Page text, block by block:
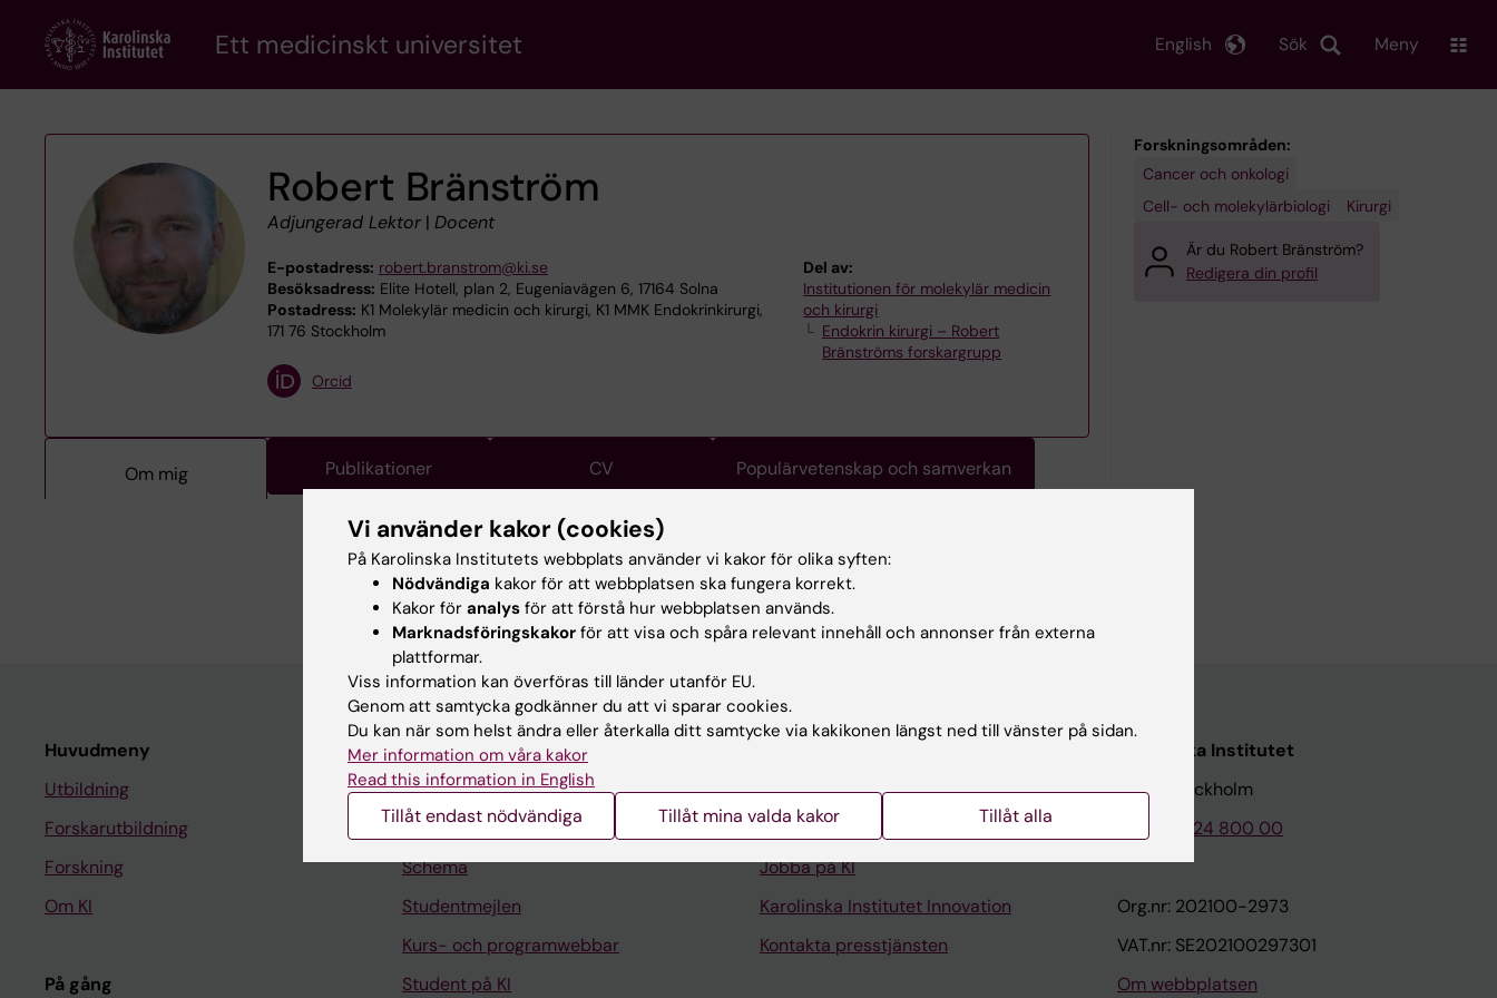
content
Ett medicinskt universitet Sök
English Meny
Robert Bränström
Adjungerad Lektor| Docent
E-postadress: robert.branstrom@ki.se
Besöksadress: Elite Hotell, plan 2, Eugeniavägen 6, 17164 Solna
Postadress: K1 Molekylär medicin och kirurgi, K1 MMK Endokrinkirurgi,
171 76 Stockholm
Del av:
Institutionen för molekylär medicin
och kirurgi
Endokrin kirurgi – Robert
Bränströms forskargrupp
Orcid
Om mig Publikationer CV Populärvetenskap och samverkan
Om mig
*Docent, överläkare*
Forskningsområden:
Cancer och onkologi
Cell- och molekylärbiologi
Kirurgi
Är du Robert Bränström?
Redigera din profil
Huvudmeny
Utbildning
Forskarutbildning
Forskning
Om KI
På gång
Student
Ladok
Canvas
Schema
Studentmejlen
Kurs- och programwebbar
Student på KI
Universitetsbiblioteket
Stöd forskning och utbildning
Jobba på KI
Karolinska Institutet Innovation
Kontakta presstjänsten
Karolinska Institutet
171 77 Stockholm
Tel: 08-524 800 00
Org.nr: 202100-2973
VAT.nr: SE202100297301
Om webbplatsen
Vi använder kakor (cookies)
På Karolinska Institutets webbplats använder vi kakor för olika syften:
Nödvändiga kakor för att webbplatsen ska fungera korrekt.
Kakor för analys för att förstå hur webbplatsen används.
Marknadsföringskakor för att visa och spåra relevant innehåll och annonser från externa
plattformar.
Viss information kan överföras till länder utanför EU.
Genom att samtycka godkänner du att vi sparar cookies.
Du kan när som helst ändra eller återkalla ditt samtycke via kakikonen längst ned till vänster på sidan.
Mer information om våra kakor
Read this information in English
Tillåt endast nödvändiga Tillåt mina valda kakor Tillåt alla